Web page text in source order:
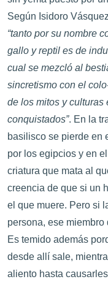
Según Isidoro
“tanto por su nombre
gallo y reptil es de
cual se mezcló al
sincretismo con el
de los mitos y culturas
conquistados”. En la
basilisco se pierde en
por los egipcios y en
criatura que mata al
creencia de que si un
el que muere. Pero si
persona, ese
Es temido además
desde allí sale,
aliento hasta